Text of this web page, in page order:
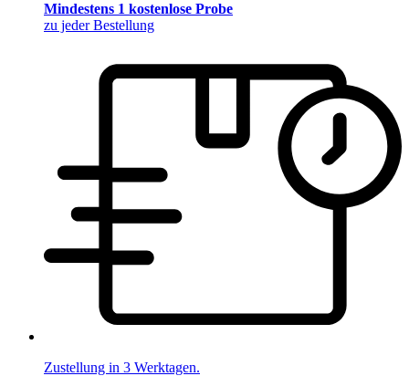
Mindestens 1 kostenlose Probe
zu jeder Bestellung
Zustellung in 3 Werktagen.